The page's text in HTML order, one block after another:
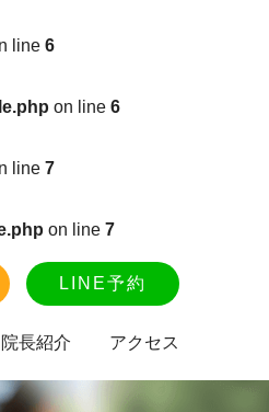
line 6
on line 6
line 7
on line 7
LINE予約
院長紹介 アクセス